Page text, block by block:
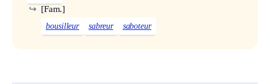
[Fam.]
↪
bousilleur sabreur saboteur